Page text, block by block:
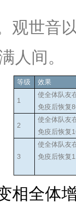
观世音
人间。
等级 效果
1
使全体队友
免疫后恢复
2
使全体队友
免疫后恢复
3
使全体队友
免疫后恢复
相全体